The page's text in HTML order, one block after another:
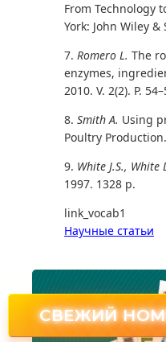
From Technology
York: John Wiley
7. Romero L. The
enzymes,
2010. V. 2(2). P.
8. Smith A. Using
Poultry Production.
9. White J.S., White
1997. 1328 p.
link_vocab1
Научные статьи
СВЕЖИЙ